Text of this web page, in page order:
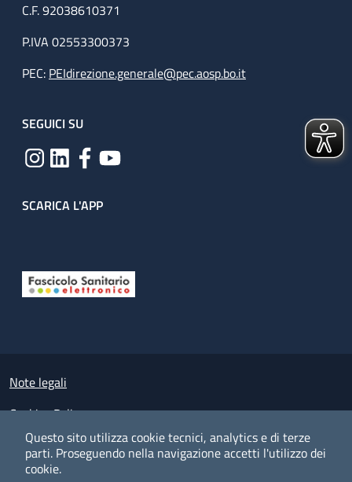
Questo sito utilizza cookie tecnici, analytics e di terze
parti. Proseguendo nella navigazione accetti l'utilizzo dei
cookie.
C.F. 92038610371
P.IVA 02553300373
PEC: PEIdirezione.generale@pec.aosp.bo.it
SEGUICI SU
SCARICA L'APP
Small prints
Note legali
Cookies Policy
Policy privacy e protezione del dato personale
Albo pretorio on-line